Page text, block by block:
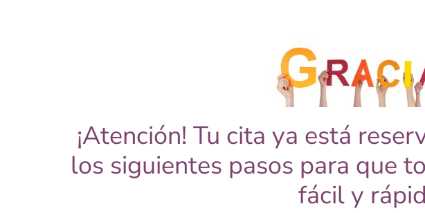
¡Atención! Tu cita ya está
los siguientes pasos para que
fácil y